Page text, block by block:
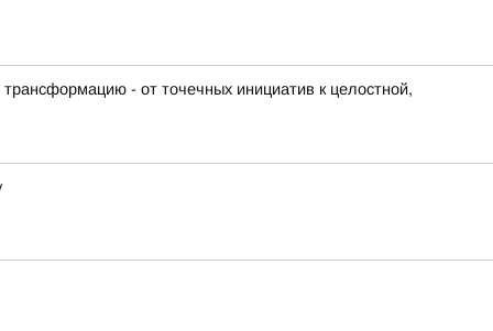
- от точечных инициатив к целостной,